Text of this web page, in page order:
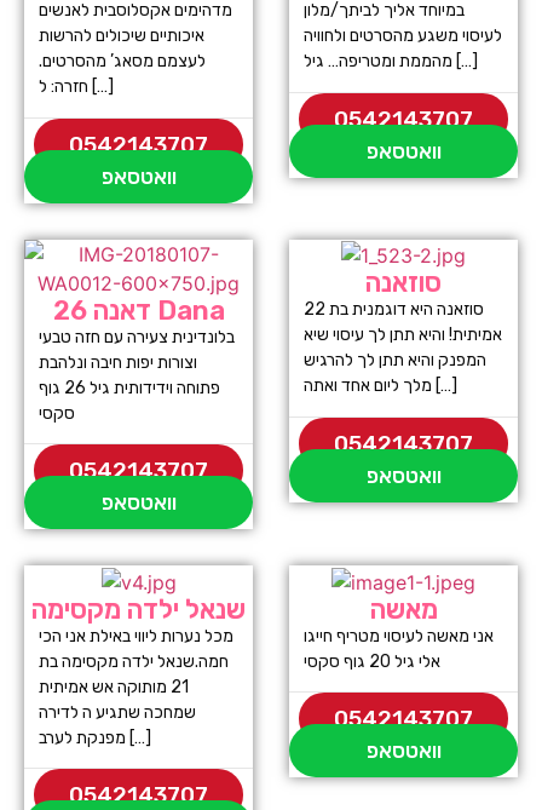
מדהימים אקסלוסבית לאנשים
איכותיים שיכולים להרשות
לעצמם מסאג’ מהסרטים.
חזרה: ל […]
0542143707
וואטסאפ
במיוחד אליך לביתך/מלון
לעיסוי משגע מהסרטים ולחוויה
מהממת ומטריפה… גיל […]
0542143707
וואטסאפ
דאנה 26 Dana
בלונדינית צעירה עם חזה טבעי
וצורות יפות חיבה ונלהבת
פתוחה וידידותית גיל 26 גוף
סקסי
0542143707
וואטסאפ
סוזאנה
סוזאנה היא דוגמנית בת 22
אמיתית! והיא תתן לך עיסוי שיא
המפנק והיא תתן לך להרגיש
מלך ליום אחד ואתה […]
0542143707
וואטסאפ
שנאל ילדה מקסימה
מכל נערות ליווי באילת אני הכי
חמה.שנאל ילדה מקסימה בת
21 מותוקה אש אמיתית
שמחכה שתגיע ה לדירה
מפנקת לערב […]
0542143707
מאשה
אני מאשה לעיסוי מטריף חייגו
אלי גיל 20 גוף סקסי
0542143707
וואטסאפ